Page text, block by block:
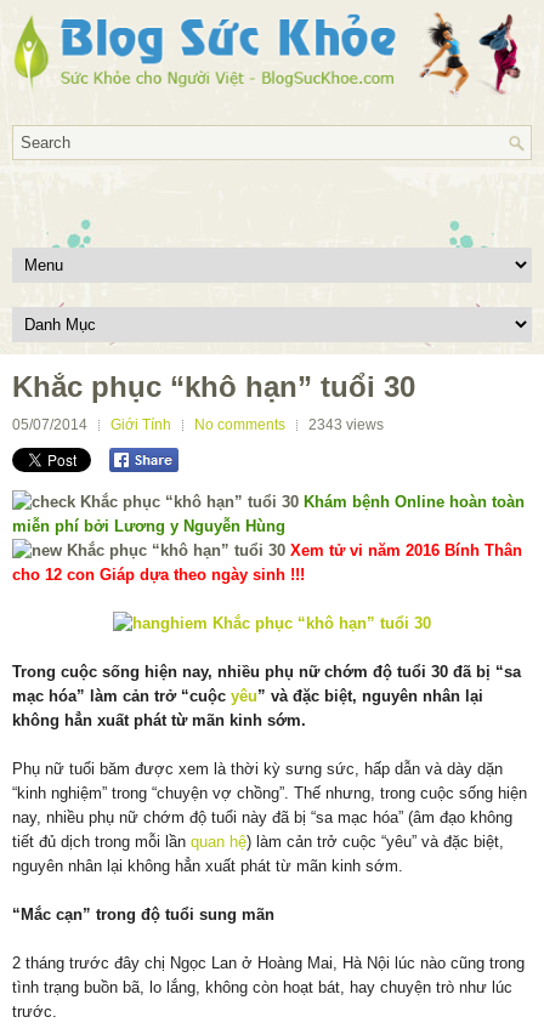
Khắc phục “khô hạn” tuổi 30
05/07/2014 Giới Tính No comments 2343 views
Khám bệnh Online hoàn toàn
miễn phí bởi Lương y Nguyễn Hùng
Xem tử vi năm 2016 Bính Thân
cho 12 con Giáp dựa theo ngày sinh !!!
Trong cuộc sống hiện nay, nhiều phụ nữ chớm độ tuổi 30 đã bị “sa
mạc hóa” làm cản trở “cuộc yêu” và đặc biệt, nguyên nhân lại
không hẳn xuất phát từ mãn kinh sớm.
Phụ nữ tuổi băm được xem là thời kỳ sưng sức, hấp dẫn và dày dặn
“kinh nghiệm” trong “chuyện vợ chồng”. Thế nhưng, trong cuộc sống hiện
nay, nhiều phụ nữ chớm độ tuổi này đã bị “sa mạc hóa” (âm đạo không
tiết đủ dịch trong mỗi lần quan hệ) làm cản trở cuộc “yêu” và đặc biệt,
nguyên nhân lại không hẳn xuất phát từ mãn kinh sớm.
“Mắc cạn” trong độ tuổi sung mãn
2 tháng trước đây chị Ngọc Lan ở Hoàng Mai, Hà Nội lúc nào cũng trong
tình trạng buồn bã, lo lắng, không còn hoạt bát, hay chuyện trò như lúc
trước.